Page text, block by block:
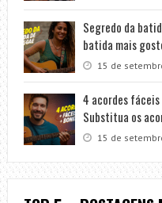
Segredo da
batida mais
15 de
4 acordes
Substitua os
15 de